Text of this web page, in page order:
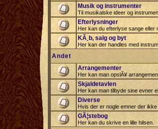
Musik og instrumenter
Til musikalske ideer og
Efterlysninger
Her kan du efterlyse sange eller
KÃ¸b, salg og byt
Her kan der handles med
Andet
Arrangementer
Her kan man opslÃ¥
Skjaldetavlen
Her kan man tilbyde sine evner
Diverse
Hvis der er nogle emner der
GÃ¦stebog
Her kan du skrive en lille hilsen.